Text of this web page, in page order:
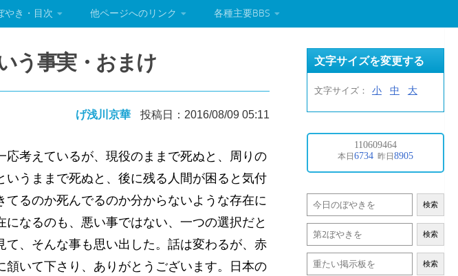
やき・目次 他ページへのリンク 各種主要BBS
う事実・おまけ
げ浅川京華 投稿日：2016/08/09 05:11
考えているが、現役のままで死ぬと、周りの
うままで死ぬと、後に残る人間が困ると気付
るのか死んでるのか分からないような存在に
なるのも、悪い事ではない、一つの選択だと
、そんな事も思い出した。話は変わるが、赤
いて下さり、ありがとうございます。日本の
文字サイズを変更する
文字サイズ： 小 中 大
検索
検索
検索